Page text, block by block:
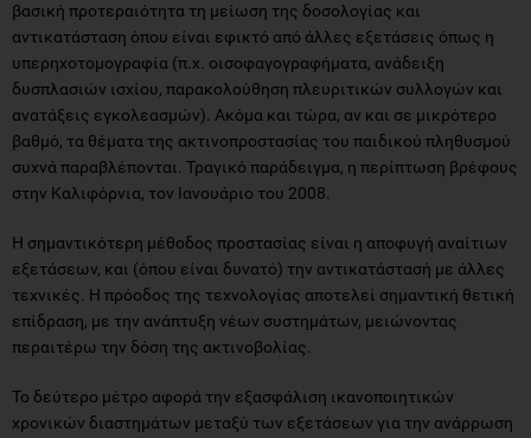
βασική προτεραιότητα τη μείωση της δοσολογίας και
αντικατάσταση όπου είναι εφικτό από άλλες εξετάσεις όπως η
υπερηχοτομογραφία (π.χ. οισοφαγογραφήματα, ανάδειξη
δυσπλασιών ισχίου, παρακολούθηση πλευριτικών συλλογών και
ανατάξεις εγκολεασμών). Ακόμα και τώρα, αν και σε μικρότερο
βαθμό, τα θέματα της ακτινοπροστασίας του παιδικού πληθυσμού
συχνά παραβλέπονται. Τραγικό παράδειγμα, η περίπτωση βρέφους
στην Καλιφόρνια, τον Ιανουάριο του 2008.
Η σημαντικότερη μέθοδος προστασίας είναι η αποφυγή αναίτιων
εξετάσεων, και (όπου είναι δυνατό) την αντικατάστασή με άλλες
τεχνικές. Η πρόοδος της τεχνολογίας αποτελεί σημαντική θετική
επίδραση, με την ανάπτυξη νέων συστημάτων, μειώνοντας
περαιτέρω την δόση της ακτινοβολίας.
Το δεύτερο μέτρο αφορά την εξασφάλιση ικανοποιητικών
χρονικών διαστημάτων μεταξύ των εξετάσεων για την ανάρρωση